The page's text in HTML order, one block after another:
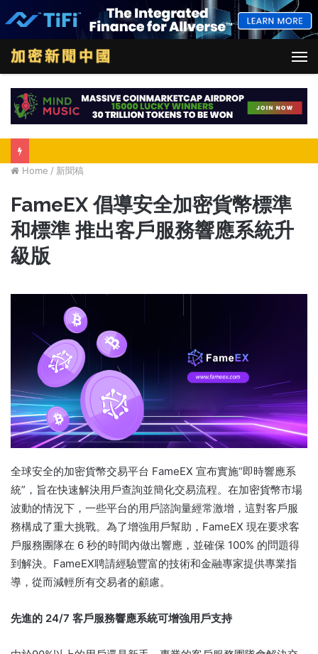
Home / 新聞稿
FameEX 倡導安全加密貨幣標準
和標準 推出客戶服務響應系統升
級版
全球安全的加密貨幣交易平台 FameEX 宣布實施“即時響應系
統”，旨在快速解決用戶查詢並簡化交易流程。 在加密貨幣市場
波動的情況下，一些平台的用戶諮詢量經常激增，這對客戶服
務構成了重大挑戰。 為了增強用戶幫助，FameEX 現在要求客
戶服務團隊在 6 秒的時間內做出響應，並確保 100% 的問題得
到解決。 FameEX聘請經驗豐富的技術和金融專家提供專業指
導，從而減輕所有交易者的顧慮。
先進的 24/7 客戶服務響應系統可增強用戶支持